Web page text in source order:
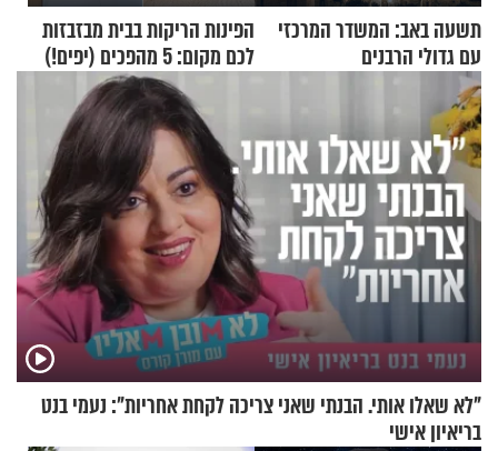
תשעה באב: המשדר המרכזי
עם גדולי הרבנים
הפינות הריקות בבית מבזבזות
לכם מקום: 5 מהפכים (יפים!)
שאפשר לעשות כבר היום
"לא שאלו אותי. הבנתי שאני צריכה לקחת אחריות": נעמי בנט
בריאיון אישי